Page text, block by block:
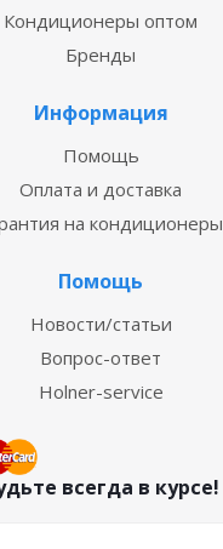
Кондиционеры оптом
Бренды
Информация
Помощь
Оплата и доставка
на кондиционеры
Помощь
Новости/статьи
Вопрос-ответ
Holner-service
всегда в курсе!